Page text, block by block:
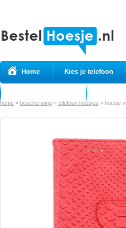
Home Kies je telefoon
home » bescherming » telefoon hoesjes » hoesje